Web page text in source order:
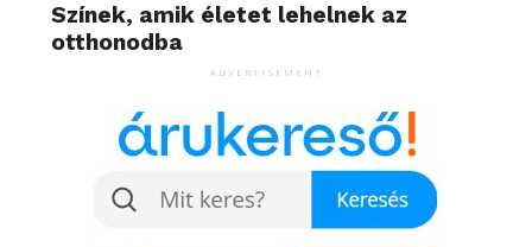
Színek, amik életet lehelnek az
otthonodba
ADVERTISEMENT